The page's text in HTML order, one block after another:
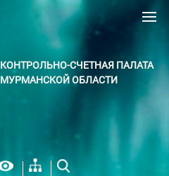
КОНТРОЛЬНО-СЧЕТНАЯ ПАЛАТА
МУРМАНСКОЙ ОБЛАСТИ